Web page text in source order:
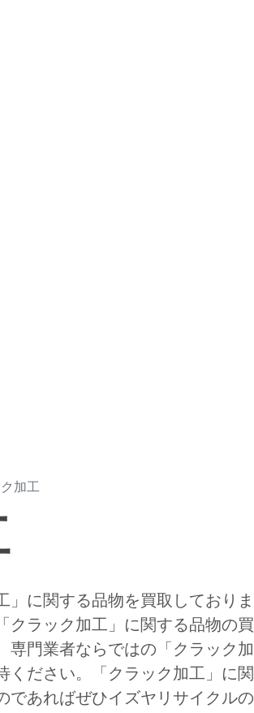
加工
」に関する品物を買取しておりま
クラック加工」に関する品物の買
専門業者ならではの「クラック加
ください。「クラック加工」に関
であればぜひイズヤリサイクルの